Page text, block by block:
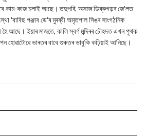
কাম-কাজ চলাই আছে। তদুপৰি, অসমৰ ডিব্ৰুগড়ৰ জে'লত
'বাবিছ পঞ্জাব ডে'ৰ মুৰব্বী অমৃতপাল সিঙৰ সাংগঠনিক
আছে। ইয়াৰ মাজতে, কালি স্বর্ণ মন্দিৰৰ চৌহদত এখন পৃথক
হোৱাটোৱে ভাৰতৰ বাবে গুৰুতৰ ভাবুকি কঢ়িয়াই আনিছে।